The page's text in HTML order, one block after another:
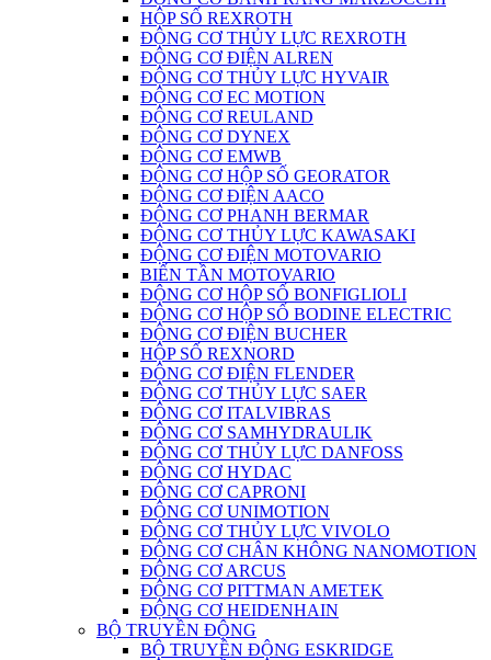
HỘP SỐ REXROTH
ĐỘNG CƠ THỦY LỰC REXROTH
ĐỘNG CƠ ĐIỆN ALREN
ĐỘNG CƠ THỦY LỰC HYVAIR
ĐỘNG CƠ EC MOTION
ĐỘNG CƠ REULAND
ĐỘNG CƠ DYNEX
ĐỘNG CƠ EMWB
ĐỘNG CƠ HỘP SỐ GEORATOR
ĐỘNG CƠ ĐIỆN AACO
ĐỘNG CƠ PHANH BERMAR
ĐỘNG CƠ THỦY LỰC KAWASAKI
ĐỘNG CƠ ĐIỆN MOTOVARIO
BIẾN TẦN MOTOVARIO
ĐỘNG CƠ HỘP SỐ BONFIGLIOLI
ĐỘNG CƠ HỘP SỐ BODINE ELECTRIC
ĐỘNG CƠ ĐIỆN BUCHER
HỘP SỐ REXNORD
ĐỘNG CƠ ĐIỆN FLENDER
ĐỘNG CƠ THỦY LỰC SAER
ĐỘNG CƠ ITALVIBRAS
ĐỘNG CƠ SAMHYDRAULIK
ĐỘNG CƠ THỦY LỰC DANFOSS
ĐỘNG CƠ HYDAC
ĐỘNG CƠ CAPRONI
ĐỘNG CƠ UNIMOTION
ĐỘNG CƠ THỦY LỰC VIVOLO
ĐỘNG CƠ CHÂN KHÔNG NANOMOTION
ĐỘNG CƠ ARCUS
ĐỘNG CƠ PITTMAN AMETEK
ĐỘNG CƠ HEIDENHAIN
BỘ TRUYỀN ĐỘNG
BỘ TRUYỀN ĐỘNG ESKRIDGE